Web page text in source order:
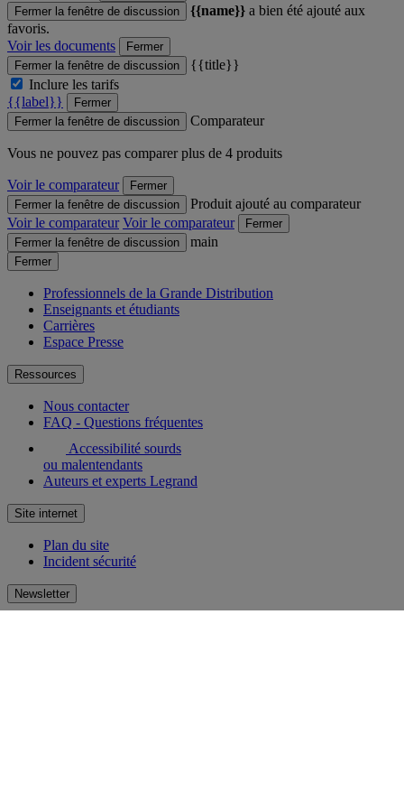
Fermer la fenêtre de discussion
{{name}} a bien été ajouté aux
favoris.
Voir les documents
Fermer
Fermer la fenêtre de discussion
{{title}}
Inclure les tarifs
{{label}}
Fermer
Fermer la fenêtre de discussion
Comparateur
Vous ne pouvez pas comparer plus de 4 produits
Voir le comparateur
Fermer
Fermer la fenêtre de discussion
Produit ajouté au comparateur
Voir le comparateur Voir le comparateur
Fermer
Fermer la fenêtre de discussion
main
Fermer
Professionnels de la Grande Distribution
Enseignants et étudiants
Carrières
Espace Presse
Ressources
Nous contacter
FAQ - Questions fréquentes
Accessibilité sourds
ou malentendants
Auteurs et experts Legrand
Site internet
Plan du site
Incident sécurité
Newsletter